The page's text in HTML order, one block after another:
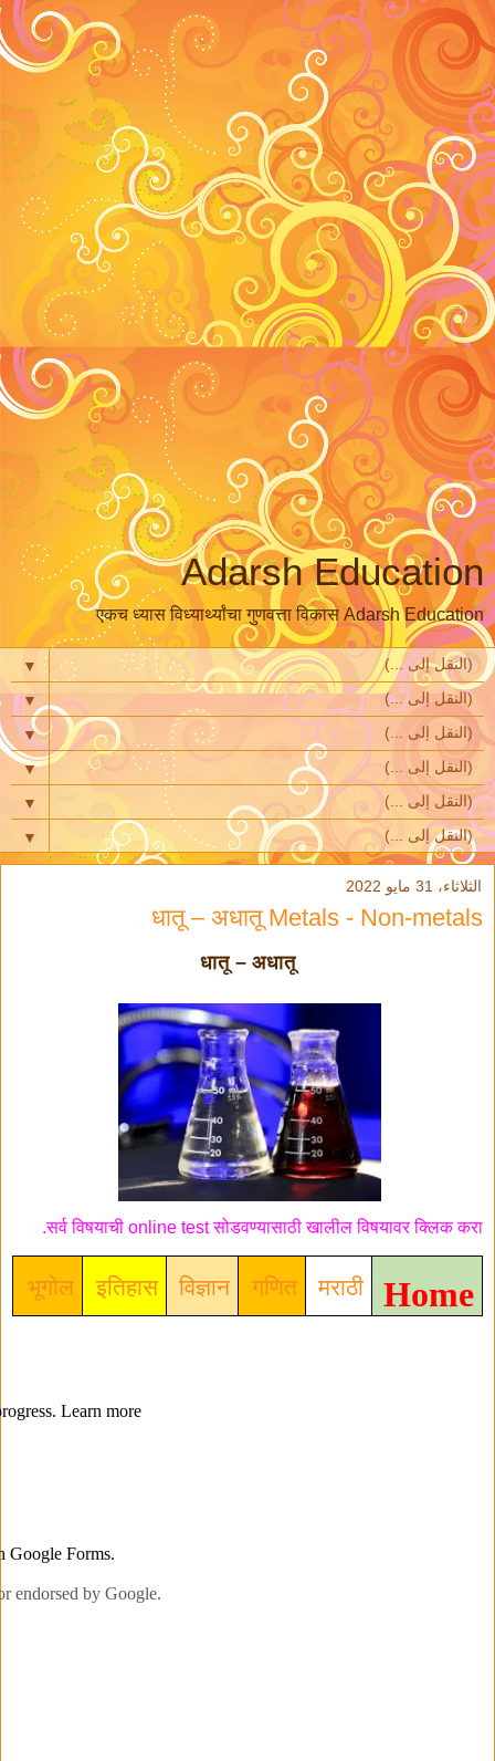
Adarsh Education
एकच ध्यास विध्यार्थ्यांचा गुणवत्ता विकास Adarsh Education
▼
▼
▼
▼
▼
▼
الثلاثاء، 31 مايو 2022
धातू – अधातू Metals - Non-metals
धातू – अधातू
सर्व विषयाची online test सोडवण्यासाठी खालील विषयावर क्लिक करा.
Home
मराठी
गणित
विज्ञान
इतिहास
भूगोल